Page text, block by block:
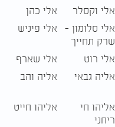
אלי וקסלר אלי כהן
אלי סלומון -
שרק תחייך
אלי פיניש
אלי רוט אלי שארף
אליה גבאי
אליה והב
אליהו חי
ריחני
אליהו חייט